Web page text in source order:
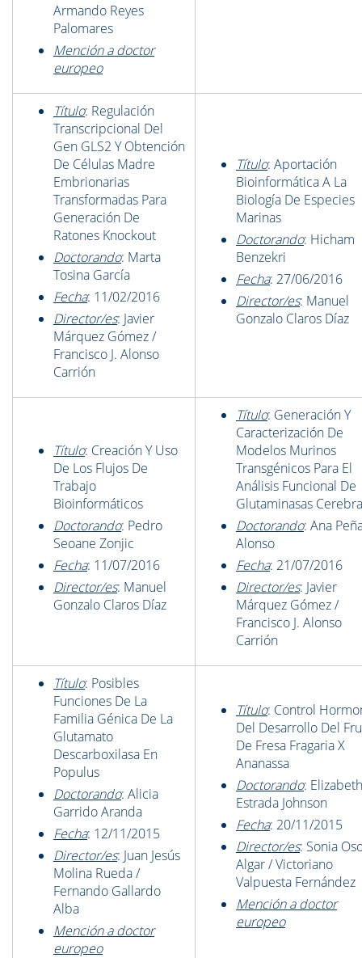
Armando Reyes
Palomares
Mención a doctor
europeo
Título: Regulación
Transcripcional Del
Gen GLS2 Y Obtención
De Células Madre
Embrionarias
Transformadas Para
Generación De
Ratones Knockout
Doctorando: Marta
Tosina García
Fecha: 11/02/2016
Director/es: Javier
Márquez Gómez /
Francisco J. Alonso
Carrión
Título: Aportación
Bioinformática A La
Biología De Especies
Marinas
Doctorando: Hicham
Benzekri
Fecha: 27/06/2016
Director/es: Manuel
Gonzalo Claros Díaz
Título: Creación Y Uso
De Los Flujos De
Trabajo
Bioinformáticos
Doctorando: Pedro
Seoane Zonjic
Fecha: 11/07/2016
Director/es: Manuel
Gonzalo Claros Díaz
Título: Generación Y
Caracterización De
Modelos Murinos
Transgénicos Para El
Análisis Funcional De
Glutaminasas
Doctorando: Ana
Alonso
Fecha: 21/07/2016
Director/es: Javier
Márquez Gómez /
Francisco J. Alonso
Carrión
Título: Posibles
Funciones De La
Familia Génica De La
Glutamato
Descarboxilasa En
Populus
Doctorando: Alicia
Garrido Aranda
Fecha: 12/11/2015
Director/es: Juan Jesús
Molina Rueda /
Fernando Gallardo
Alba
Mención a doctor
europeo
Título: Control
Del Desarrollo Del
De Fresa Fragaria X
Ananassa
Doctorando: Elizabeth
Estrada Johnson
Fecha: 20/11/2015
Director/es: Sonia
Algar / Victoriano
Valpuesta Fernández
Mención a doctor
europeo